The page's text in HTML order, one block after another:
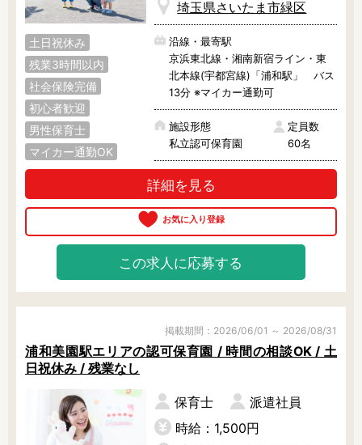
土日祝休み
残業3時間以内
社会保険完備
初心者歓迎
男性保育士
マイカー通勤OK
埼玉県さいたま市緑区
沿線・最寄駅
京浜東北線・湘南新宿ライン・東
北本線(宇都宮線)「浦和駅」 バス
13分 ※マイカー通勤可
施設形態
私立認可保育園
定員数
60名
詳細を見る
この求人に応募する
掲載期間：2026/06/01 ～ 2026/08/31
浦和美園駅エリアの認可保育園 / 時間の相談OK / 土
日祝休み / 残業なし
保育士
派遣社員
時給：1,500円